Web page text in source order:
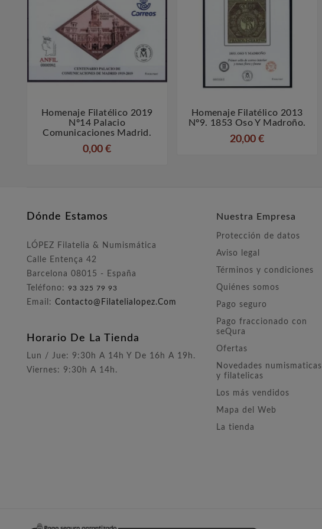
 
Homenaje Filatélico 2019
Nº14 Palacio
Comunicaciones Madrid.
0,00 €
 
Homenaje Filatélico 2013
Nº9. 1853 Oso Y Madroño.
20,00 €
Dónde Estamos
LÓPEZ Filatelia & Numismática
Calle Entença 42
Barcelona 08015 - España
Teléfono: 93 325 79 93
Email: Contacto@filatelialopez.com
Horario De La Tienda
Lun / Jue: 9:30h A 14h Y De 16h A 19h.
Viernes: 9:30h A 14h.
Nuestra Empresa
Protección de datos
Aviso legal
Términos y condiciones
Quiénes somos
Pago seguro
Pago fraccionado con
seQura
Ofertas
Novedades numismaticas
y filatelicas
Los más vendidos
Mapa del Web
La tienda